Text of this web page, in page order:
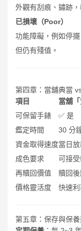
外觀有刮痕、鏽跡
已損壞（Poor）
功能障礙，例如停
但仍有殘值。
第四章：當舖典當
項目
當舖「
可保留手錶
✅ 是
鑑定時間
30 分
資金取得速度當日
成色要求
可接
再贖回價值
贖回
價格靈活度
快速
第五章：保存與保